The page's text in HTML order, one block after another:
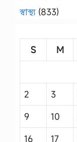
স্বাস্থ্য(833)
S
M
2
3
9
10
16
17